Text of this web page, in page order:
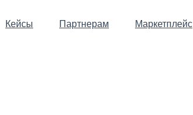
Кейсы Партнерам Маркетплейс